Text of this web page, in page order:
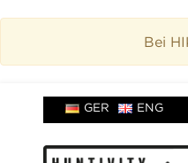
Bei
GER ENG